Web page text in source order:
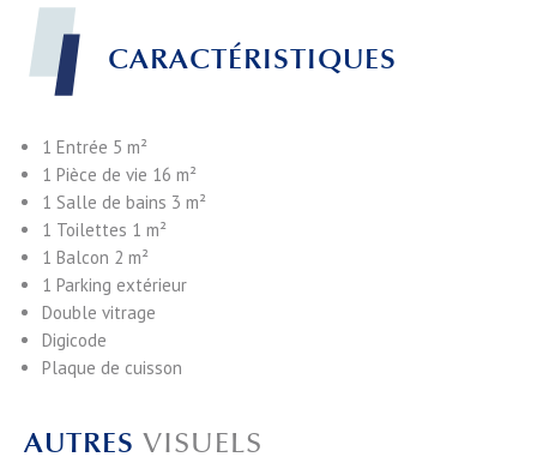
CARACTÉRISTIQUES
1 Entrée 5 m²
1 Pièce de vie 16 m²
1 Salle de bains 3 m²
1 Toilettes 1 m²
1 Balcon 2 m²
1 Parking extérieur
Double vitrage
Digicode
Plaque de cuisson
AUTRES VISUELS